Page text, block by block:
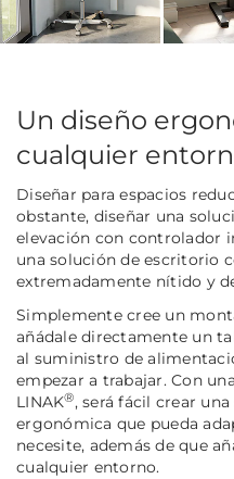
Un diseño
cualquier
Diseñar para espacios
obstante, diseñar una
elevación con controlador
una solución de escritorio
extremadamente nítido y
Simplemente cree un
añádale directamente un
al suministro de
empezar a trabajar. Con
LINAK®, será fácil crear
ergonómica que pueda
necesite, además de que
cualquier entorno.